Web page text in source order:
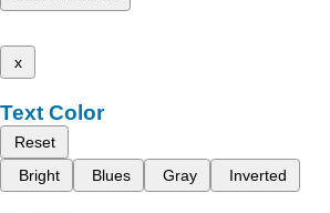
x
Text Color
Reset
Bright
Blues Gray Inverted